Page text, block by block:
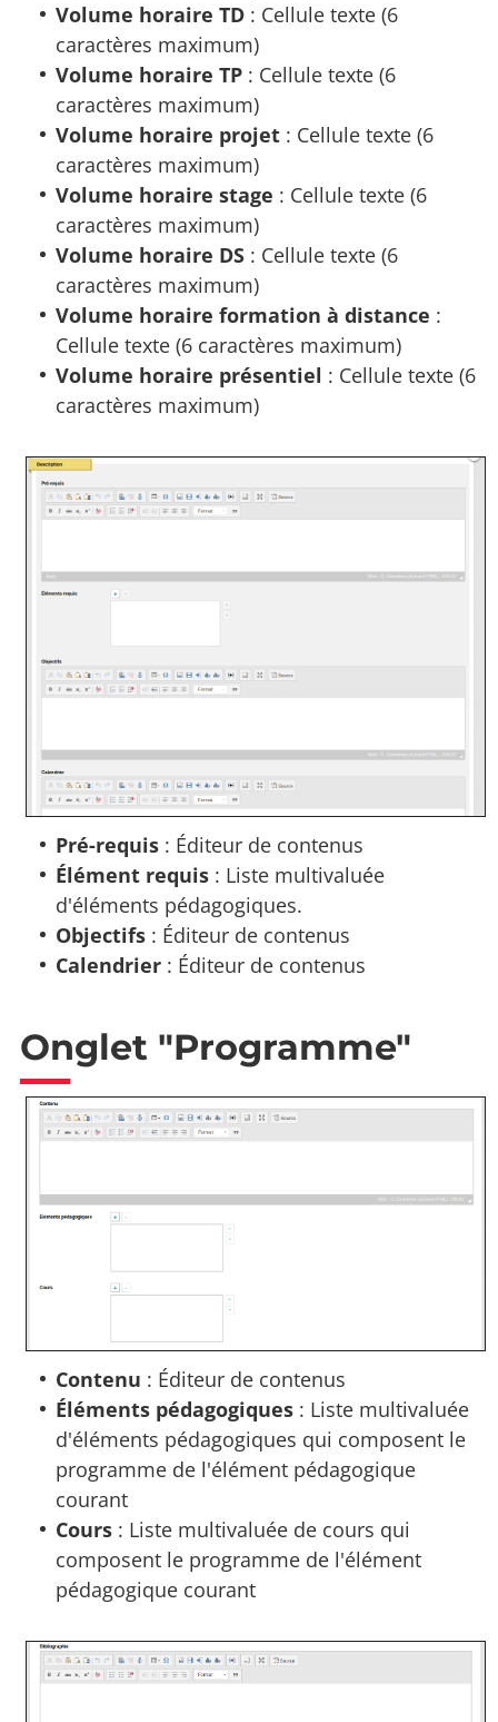
Volume horaire TD : Cellule texte (6
caractères maximum)
Volume horaire TP : Cellule texte (6
caractères maximum)
Volume horaire projet : Cellule texte (6
caractères maximum)
Volume horaire stage : Cellule texte (6
caractères maximum)
Volume horaire DS : Cellule texte (6
caractères maximum)
Volume horaire formation à distance :
Cellule texte (6 caractères maximum)
Volume horaire présentiel : Cellule texte (6
caractères maximum)
Pré-requis : Éditeur de contenus
Élément requis : Liste multivaluée
d'éléments pédagogiques.
Objectifs : Éditeur de contenus
Calendrier : Éditeur de contenus
Onglet "Programme"
Contenu : Éditeur de contenus
Éléments pédagogiques : Liste multivaluée
d'éléments pédagogiques qui composent le
programme de l'élément pédagogique
courant
Cours : Liste multivaluée de cours qui
composent le programme de l'élément
pédagogique courant